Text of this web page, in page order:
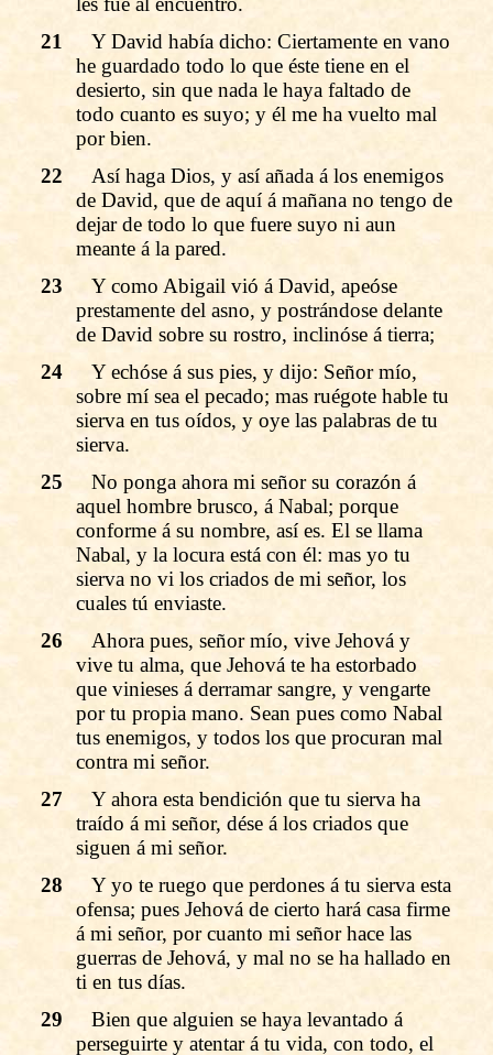
21
Y David había dicho: Ciertamente en vano
he guardado todo lo que éste tiene en el
desierto, sin que nada le haya faltado de
todo cuanto es suyo; y él me ha vuelto mal
por bien.
22
Así haga Dios, y así añada á los enemigos
de David, que de aquí á mañana no tengo de
dejar de todo lo que fuere suyo ni aun
meante á la pared.
23
Y como Abigail vió á David, apeóse
prestamente del asno, y postrándose delante
de David sobre su rostro, inclinóse á tierra;
24
Y echóse á sus pies, y dijo: Señor mío,
sobre mí sea el pecado; mas ruégote hable tu
sierva en tus oídos, y oye las palabras de tu
sierva.
25
No ponga ahora mi señor su corazón á
aquel hombre brusco, á Nabal; porque
conforme á su nombre, así es. El se llama
Nabal, y la locura está con él: mas yo tu
sierva no vi los criados de mi señor, los
cuales tú enviaste.
26
Ahora pues, señor mío, vive Jehová y
vive tu alma, que Jehová te ha estorbado
que vinieses á derramar sangre, y vengarte
por tu propia mano. Sean pues como Nabal
tus enemigos, y todos los que procuran mal
contra mi señor.
27
Y ahora esta bendición que tu sierva ha
traído á mi señor, dése á los criados que
siguen á mi señor.
28
Y yo te ruego que perdones á tu sierva esta
ofensa; pues Jehová de cierto hará casa firme
á mi señor, por cuanto mi señor hace las
guerras de Jehová, y mal no se ha hallado en
ti en tus días.
29
Bien que alguien se haya levantado á
perseguirte y atentar á tu vida, con todo, el